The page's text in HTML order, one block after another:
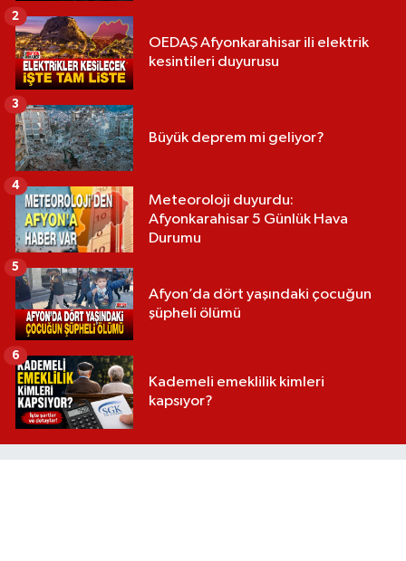
OEDAŞ Afyonkarahisar ili elektrik
kesintileri duyurusu
2
Büyük deprem mi geliyor?
3
Meteoroloji duyurdu:
Afyonkarahisar 5 Günlük Hava
Durumu
4
Afyon’da dört yaşındaki çocuğun
şüpheli ölümü
5
Kademeli emeklilik kimleri
kapsıyor?
6